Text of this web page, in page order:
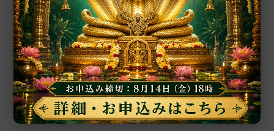
シュリー・ラーマラクシャ・ヤ
ントラ（約15cm×15cm）（受
注製作）
正義の化身であるラーマからの
保護を求め困難を克服するため
のヤントラ
12,500円(税込)
シュリー・サンプールナ・ヴァ
シーカラナ・ヤントラ（約15c
m×15cm）（受注製作）
最愛の人を自身のもとに引き寄
せる神秘的なヤントラが集結し
た強力なヤントラ
12,400円(税込)